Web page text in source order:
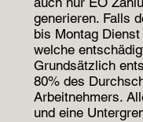
generieren. Falls
bis Montag
welche
Grundsätzlich
80% des
Arbeitnehmers.
und eine